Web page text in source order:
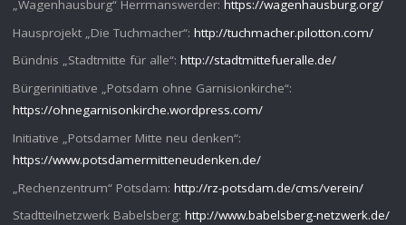
„Wagenhausburg“ Herrmanswerder: https://wagenhausburg.org/
Hausprojekt „Die Tuchmacher“: http://tuchmacher.pilotton.com/
Bündnis „Stadtmitte für alle“: http://stadtmittefueralle.de/
Bürgerinitiative „Potsdam ohne Garnisionkirche“:
https://ohnegarnisonkirche.wordpress.com/
Initiative „Potsdamer Mitte neu denken“:
https://www.potsdamermitteneudenken.de/
„Rechenzentrum“ Potsdam: http://rz-potsdam.de/cms/verein/
Stadtteilnetzwerk Babelsberg: http://www.babelsberg-netzwerk.de/